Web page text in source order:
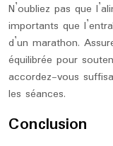
N’oubliez pas que
importants que
d’un marathon.
équilibrée pour
accordez-vous
les séances.
Conclusion